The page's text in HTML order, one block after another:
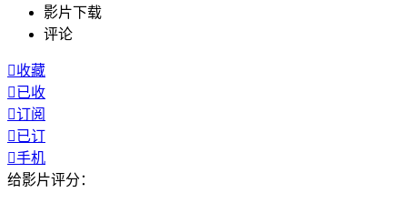
影片下载
评论
收藏
已收
订阅
已订
手机
给影片评分：